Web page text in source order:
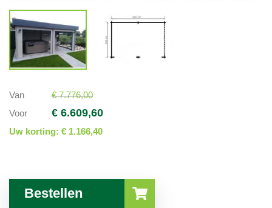
Van
€ 7.776,00
Voor
€ 6.609,60
Uw korting: € 1.166,40
Bestellen